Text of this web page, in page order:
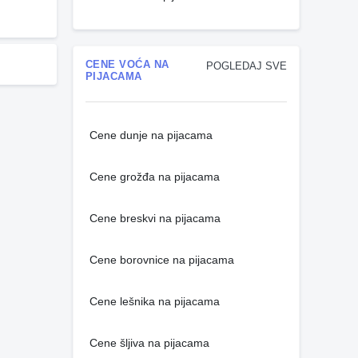
POGLEDAJ SVE
CENE VOĆA NA
PIJACAMA
Cene dunje na pijacama
Cene grožđa na pijacama
Cene breskvi na pijacama
Cene borovnice na pijacama
Cene lešnika na pijacama
Cene šljiva na pijacama